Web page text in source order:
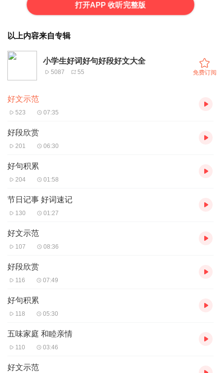
打开APP 收听完整版
以上内容来自专辑
小学生好词好句好段好文大全
5087 55 免费订阅
好文示范
523 07:35
好段欣赏
201 06:30
好句积累
204 01:58
节日记事 好词速记
130 01:27
好文示范
107 08:36
好段欣赏
116 07:49
好句积累
118 05:30
五味家庭 和睦亲情
110 03:46
好文示范